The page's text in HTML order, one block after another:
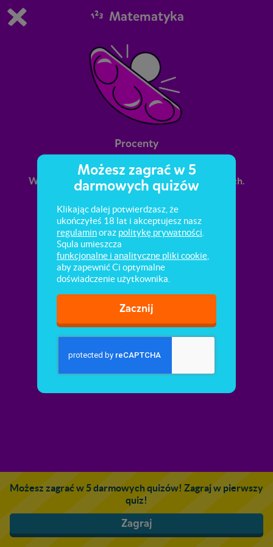
Grasz w wersję demonstracyjną Squli
Kup teraz!
0 1
Matematyka
Procenty
W tym quizie poćwiczysz działania na procentach.
Możesz zagrać w 5 darmowych quizów! Zagraj w pierwszy
quiz!
Zagraj
Możesz zagrać w 5
darmowych quizów
Klikając dalej potwierdzasz, że
ukończyłeś 18 lat i akceptujesz nasz
regulaminoraz politykę prywatności
Squla umieszcza
funkcjonalne i analityczne pliki cookie
aby zapewnić Ci optymalne
doświadczenie użytkownika.
Zacznij